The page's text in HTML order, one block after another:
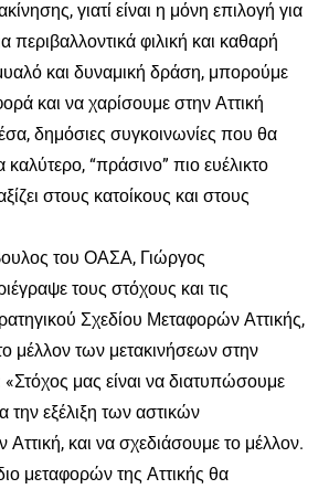
γιατί είναι η μόνη επιλογή για
περιβαλλοντικά φιλική και καθαρή
και δυναμική δράση, μπορούμε
και να χαρίσουμε στην Αττική
δημόσιες συγκοινωνίες που θα
“πράσινο” πιο ευέλικτο
στους κατοίκους και στους
του ΟΑΣΑ, Γιώργος
τους στόχους και τις
Σχεδίου Μεταφορών Αττικής,
μέλλον των μετακινήσεων στην
μας είναι να διατυπώσουμε
την εξέλιξη των αστικών
και να σχεδιάσουμε το μέλλον.
μεταφορών της Αττικής θα